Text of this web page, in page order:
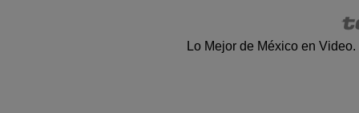
Lo Mejor de México en